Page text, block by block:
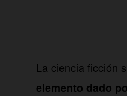
La ciencia ficción
elemento dado